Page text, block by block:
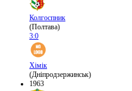
Колгоспник
(Полтава)
3:0
Хімік
(Дніпродзержинськ)
1963